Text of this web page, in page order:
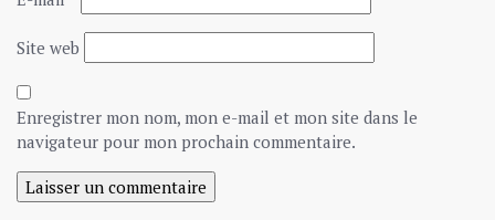
Site web
Enregistrer mon nom, mon e-mail et mon site dans le
navigateur pour mon prochain commentaire.